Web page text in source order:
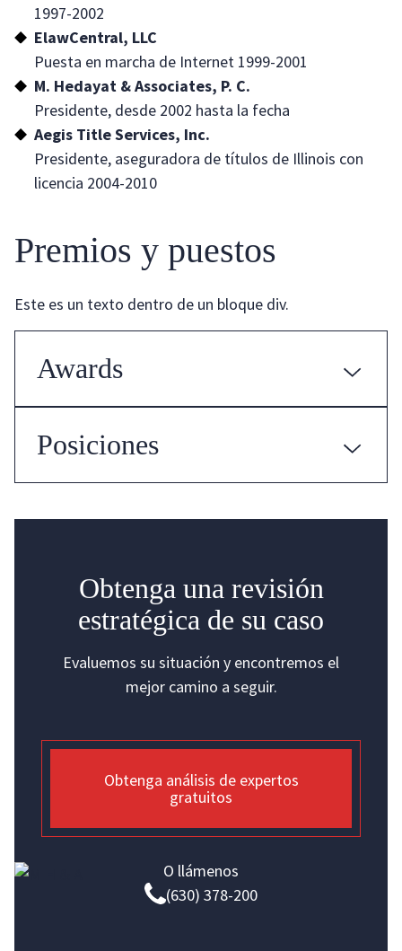
1997-2002
ElawCentral, LLC
Puesta en marcha de Internet 1999-2001
M. Hedayat & Associates, P. C.
Presidente, desde 2002 hasta la fecha
Aegis Title Services, Inc.
Presidente, aseguradora de títulos de Illinois con
licencia 2004-2010
Premios y puestos
Este es un texto dentro de un bloque div.
Awards
5 Star Rating
Award: Bankruptcy Lawyer of the Year
Rating 10/10
Client Service Award
25 Year Plaque
Martindale-Hubbell:
Silver Service Award
25 Year Plaque
Apr 2005 LegalMatch Training Inst
Mar 2000 Lawyers Serving Through
Posiciones
Obtenga una revisión
estratégica de su caso
Evaluemos su situación y encontremos el
mejor camino a seguir.
Obtenga análisis de expertos
gratuitos
O llámenos
(630) 378-200